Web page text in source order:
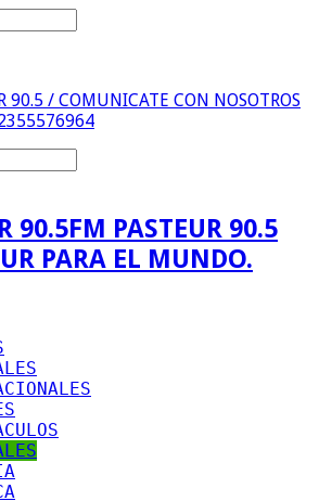
90.5 / COMUNICATE CON NOSOTROS
FM PASTEUR 90.5
PARA EL MUNDO.